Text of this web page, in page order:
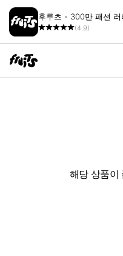
후루츠 - 300만 패션
(4.9)
해당 상품이